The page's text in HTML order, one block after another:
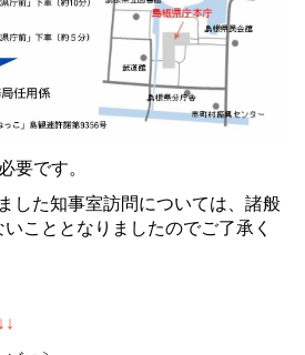
要です。
した知事室訪問については、諸般
こととなりましたのでご了承く